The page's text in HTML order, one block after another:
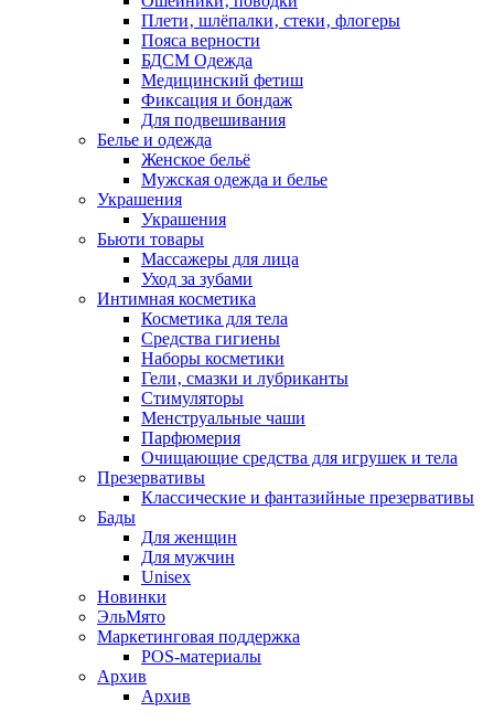
Плети‚ шлёпалки‚ стеки‚ флогеры
Пояса верности
БДСМ Одежда
Медицинский фетиш
Фиксация и бондаж
Для подвешивания
Белье и одежда
Женское бельё
Мужская одежда и белье
Украшения
Украшения
Бьюти товары
Массажеры для лица
Уход за зубами
Интимная косметика
Косметика для тела
Средства гигиены
Наборы косметики
Гели‚ смазки и лубриканты
Стимуляторы
Менструальные чаши
Парфюмерия
Очищающие средства для игрушек и тела
Презервативы
Классические и фантазийные презервативы
Бады
Для женщин
Для мужчин
Unisex
Новинки
ЭльМято
Маркетинговая поддержка
POS-материалы
Архив
Архив